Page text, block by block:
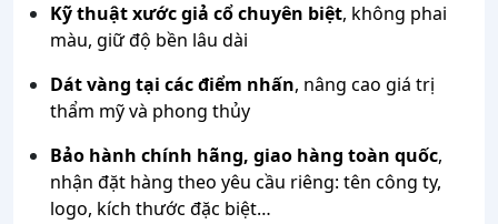
Kỹ thuật xước giả cổ chuyên biệt, không phai
màu, giữ độ bền lâu dài
Dát vàng tại các điểm nhấn, nâng cao giá trị
thẩm mỹ và phong thủy
Bảo hành chính hãng, giao hàng toàn quốc,
nhận đặt hàng theo yêu cầu riêng: tên công ty,
logo, kích thước đặc biệt…